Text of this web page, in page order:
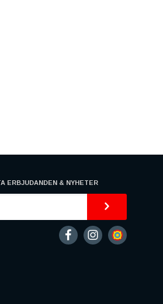
ERBJUDANDEN & NYHETER